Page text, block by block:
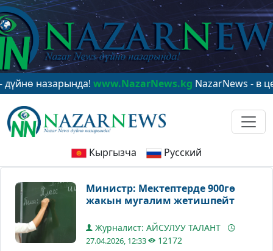
назарында!www.NazarNews.kgNazarNews - в
Кыргызча Русский
Министр: Мектептерде 900гө
жакын мугалим жетишпейт
Журналист: АЙСУЛУУ ТАЛАНТ
27.04.2026, 12:33 12172